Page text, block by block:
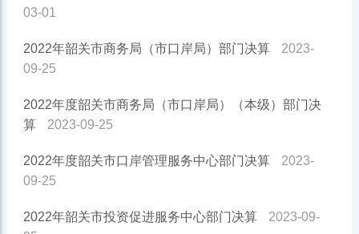
03-01
2022年韶关市商务局（市口岸局）部门决算
2023-
09-25
2022年度韶关市商务局（市口岸局）（本级）部门决
算
2023-09-25
2022年度韶关市口岸管理服务中心部门决算
2023-
09-25
2022年韶关市投资促进服务中心部门决算
2023-09-